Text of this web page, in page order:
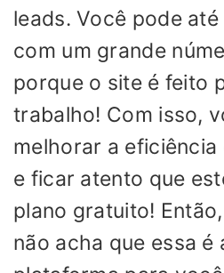
leads. Você pode
com um grande
porque o site é feito
trabalho! Com isso,
melhorar a
e ficar atento que
plano gratuito!
não acha que essa é